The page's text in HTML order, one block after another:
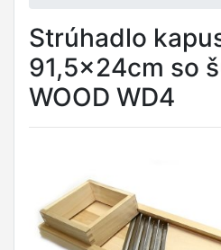
Strúhadlo
91,5x24cm so
WOOD WD4